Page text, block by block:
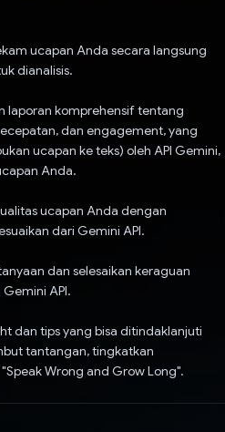
ucapan Anda secara langsung
dianalisis.
laporan komprehensif tentang
dan engagement, yang
ucapan ke teks) oleh API Gemini,
Anda.
ucapan Anda dengan
dari Gemini API.
dan selesaikan keraguan
API.
dan tips yang bisa ditindaklanjuti
tantangan, tingkatkan
Wrong and Grow Long".